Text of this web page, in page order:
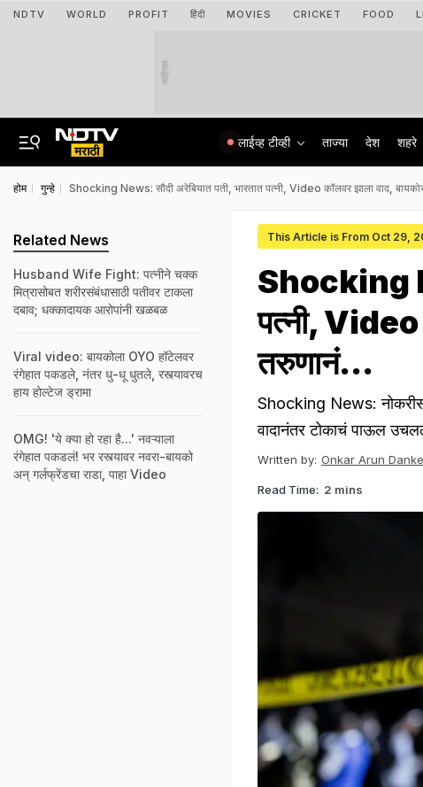
NDTV WORLD PROFIT हिंदी MOVIES CRICKET FOOD
जाहिरात
लाईव्ह टीव्ही ताज्या देश शहरे
होम गुन्हे Shocking News: सौदी अरेबियात पती, भारतात पत्नी, Video कॉलवर झाला वाद,
This Article is From Oct 29,
Shocking
पत्नी, Video
तरुणानं...
Shocking News:
वादानंतर टोकाचं पाऊल
Written by: Onkar Arun Danke
Read Time: 2 mins
Related News
Husband Wife Fight: पत्नीने चक्क
मित्रासोबत शरीरसंबंधासाठी पतीवर टाकला
दबाव; धक्कादायक आरोपांनी खळबळ
Viral video: बायकोला OYO हॉटेलवर
रंगेहात पकडले, नंतर धु-धू धुतले, रस्त्यावरच
हाय होल्टेज ड्रामा
OMG! 'ये क्या हो रहा है...' नवऱ्याला
रंगेहात पकडलं! भर रस्त्यावर नवरा-बायको
अन् गर्लफ्रेंडचा राडा, पाहा Video